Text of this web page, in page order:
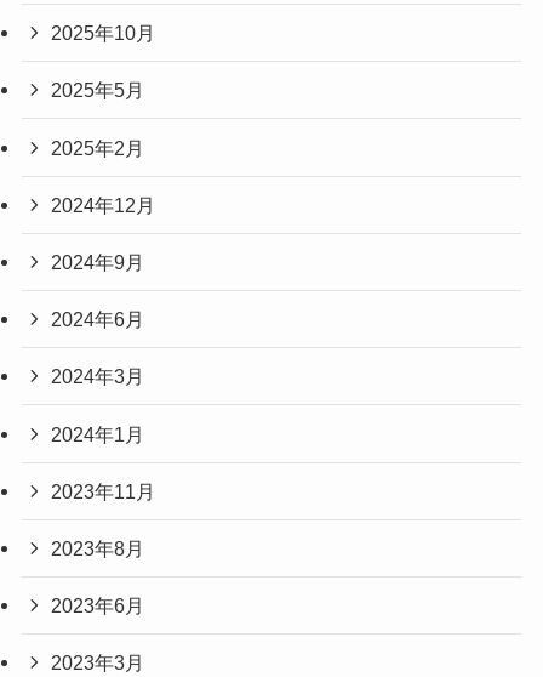
2025年10月
2025年5月
2025年2月
2024年12月
2024年9月
2024年6月
2024年3月
2024年1月
2023年11月
2023年8月
2023年6月
2023年3月